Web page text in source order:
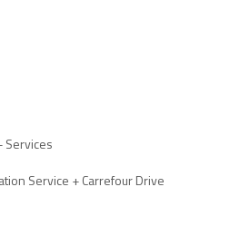
Services
Service + Carrefour Drive